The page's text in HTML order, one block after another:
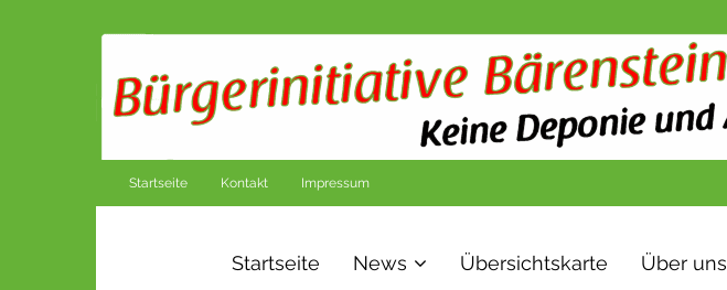
Startseite Kontakt Impressum
Startseite News Übersichtskarte Über uns